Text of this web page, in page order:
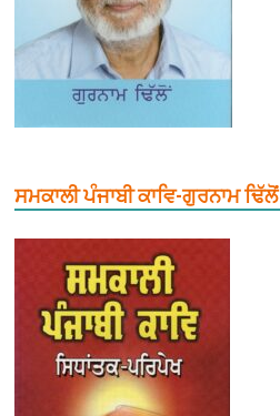
ਸਮਕਾਲੀ ਪੰਜਾਬੀ ਕਾਵਿ-ਗੁਰਨਾਮ ਢਿੱਲੋਂ